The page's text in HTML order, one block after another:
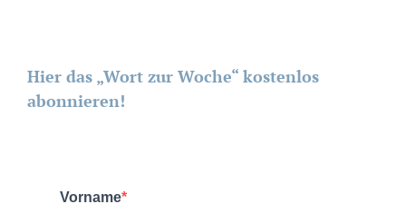
Hier das „Wort zur Woche“ kostenlos
abonnieren!